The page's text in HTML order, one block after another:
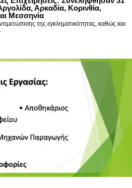
Αρκαδία, Κορινθία,
Μεσσηνία
της εγκληματικότητας, καθώς και